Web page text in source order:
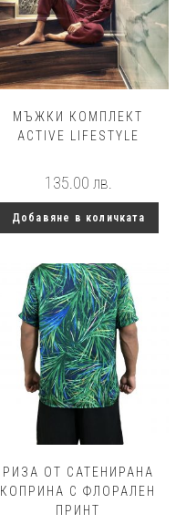
МЪЖКИ КОМПЛЕКТ
ACTIVE LIFESTYLE
135.00 лв.
Добавяне в количката
РИЗА ОТ САТЕНИРАНА
КОПРИНА С ФЛОРАЛЕН
ПРИНТ